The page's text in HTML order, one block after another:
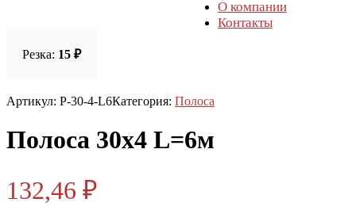
О компании
Контакты
Резка: 15 ₽
Артикул: P-30-4-L6Категория: Полоса
Полоса 30х4 L=6м
132,46 ₽